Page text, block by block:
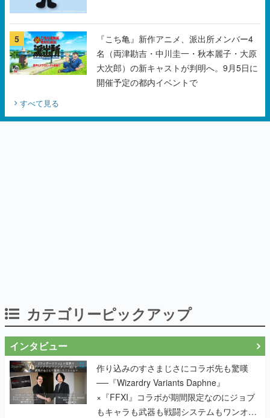
5
『こち亀』新作アニメ、派出所メンバー4
名（両津勘吉・中川圭一・秋本麗子・大原
大次郎）の新キャストが判明へ。9月5日に
開催予定の都内イベントで
すべて見る
カテゴリーピックアップ
インタビュー
作り込みのすさまじさにコラボ先も驚嘆
──『Wizardry Variants Daphne』
×『FFXI』コラボが期間限定なのにジョブ
もキャラも武器も戦闘システムもワンオフ